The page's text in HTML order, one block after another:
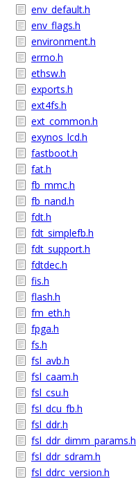
env_default.h
env_flags.h
environment.h
errno.h
ethsw.h
exports.h
ext4fs.h
ext_common.h
exynos_lcd.h
fastboot.h
fat.h
fb_mmc.h
fb_nand.h
fdt.h
fdt_simplefb.h
fdt_support.h
fdtdec.h
fis.h
flash.h
fm_eth.h
fpga.h
fs.h
fsl_avb.h
fsl_caam.h
fsl_csu.h
fsl_dcu_fb.h
fsl_ddr.h
fsl_ddr_dimm_params.h
fsl_ddr_sdram.h
fsl_ddrc_version.h